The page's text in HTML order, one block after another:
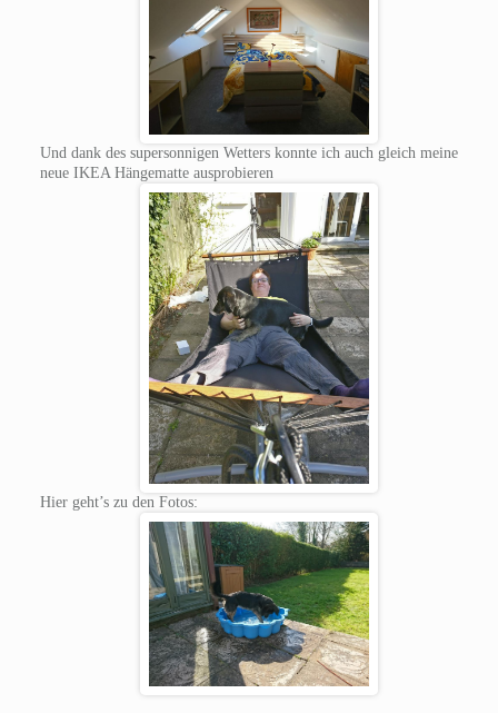
Und dank des supersonnigen Wetters konnte ich auch gleich meine
neue IKEA Hängematte ausprobieren
Hier geht’s zu den Fotos: